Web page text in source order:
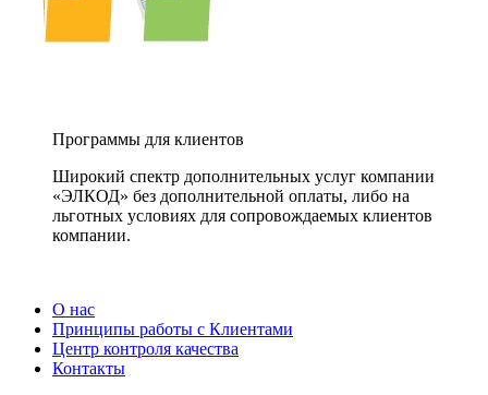
Программы для клиентов
Широкий спектр дополнительных услуг компании
«ЭЛКОД» без дополнительной оплаты, либо на
льготных условиях для сопровождаемых клиентов
компании.
О нас
Принципы работы с Клиентами
Центр контроля качества
Контакты